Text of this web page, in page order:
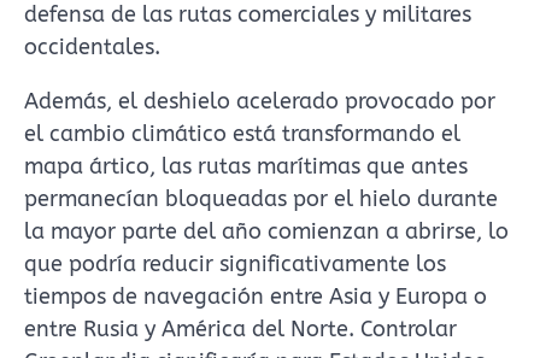
defensa de las rutas comerciales y militares
occidentales.
Además, el deshielo acelerado provocado por
el cambio climático está transformando el
mapa ártico, las rutas marítimas que antes
permanecían bloqueadas por el hielo durante
la mayor parte del año comienzan a abrirse, lo
que podría reducir significativamente los
tiempos de navegación entre Asia y Europa o
entre Rusia y América del Norte. Controlar